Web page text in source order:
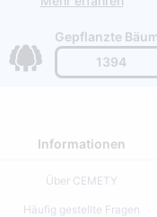
Gepflanzte
1394
Informationen
Über CEMETY
Häufig gestellte Fragen